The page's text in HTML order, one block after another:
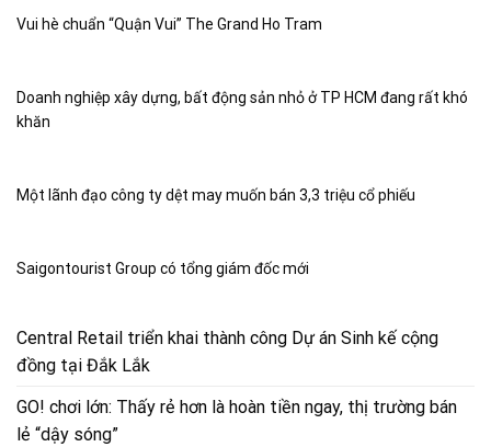
Vui hè chuẩn “Quận Vui” The Grand Ho Tram
Doanh nghiệp xây dựng, bất động sản nhỏ ở TP HCM đang rất khó
khăn
Một lãnh đạo công ty dệt may muốn bán 3,3 triệu cổ phiếu
Saigontourist Group có tổng giám đốc mới
Central Retail triển khai thành công Dự án Sinh kế cộng
đồng tại Đắk Lắk
GO! chơi lớn: Thấy rẻ hơn là hoàn tiền ngay, thị trường bán
lẻ “dậy sóng”